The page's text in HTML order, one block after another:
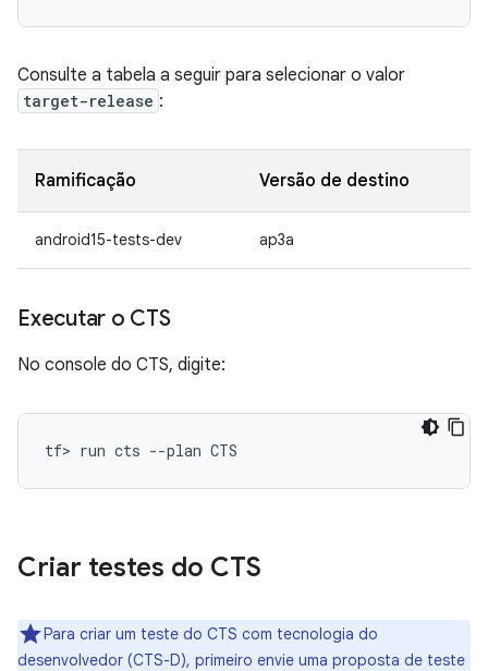
Consulte a tabela a seguir para selecionar o valor
target-release :
Ramificação Versão de destino
android15-tests-dev ap3a
Executar o CTS
No console do CTS, digite:
Criar testes do CTS
Para criar um teste do CTS com tecnologia do
desenvolvedor (CTS-D), primeiro envie uma proposta de teste